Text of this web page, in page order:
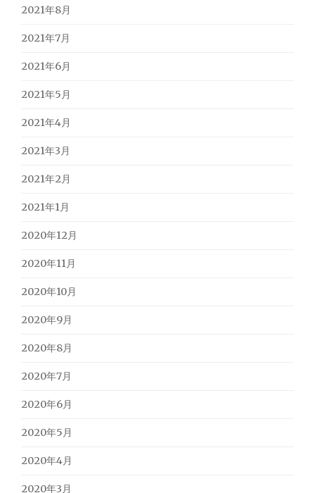
2021年8月
2021年7月
2021年6月
2021年5月
2021年4月
2021年3月
2021年2月
2021年1月
2020年12月
2020年11月
2020年10月
2020年9月
2020年8月
2020年7月
2020年6月
2020年5月
2020年4月
2020年3月